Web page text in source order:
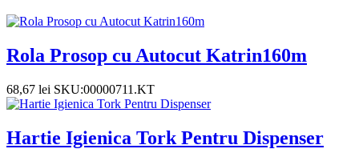
Rola Prosop cu Autocut Katrin160m
68,67 lei SKU:00000711.KT
Hartie Igienica Tork Pentru Dispenser